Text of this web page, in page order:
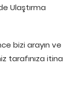
Ulaştırma
bizi arayın ve
tarafınıza itina